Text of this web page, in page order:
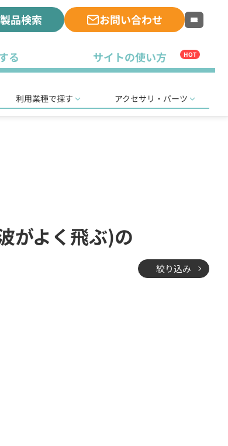
製品検索 お問い合わせ
る サイトの使い方 HOT
利用業種で探す アクセサリ・パーツ
がよく飛ぶ)の
絞り込み